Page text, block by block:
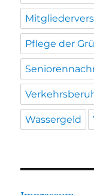
Pflege der
Wassergeld